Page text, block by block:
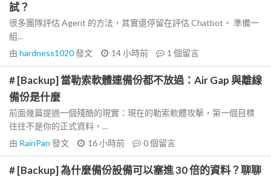
試？
很多團隊評估 Agent 的方法，其實還停留在評估 Chatbot。 準備一
組...
由 hardness1020發文 14 小時前 1 個留言
# [Backup] 當勒索軟體連備份都不放過：Air Gap 與離線
備份是什麼
前面幾篇提過一個殘酷的現實：現在的勒索軟體攻擊，第一個目標
往往不是你的正式資料，...
由 RainPan 發文 16 小時前 0個留言
# [Backup] 為什麼備份設備可以塞進 30 倍的資料？聊聊